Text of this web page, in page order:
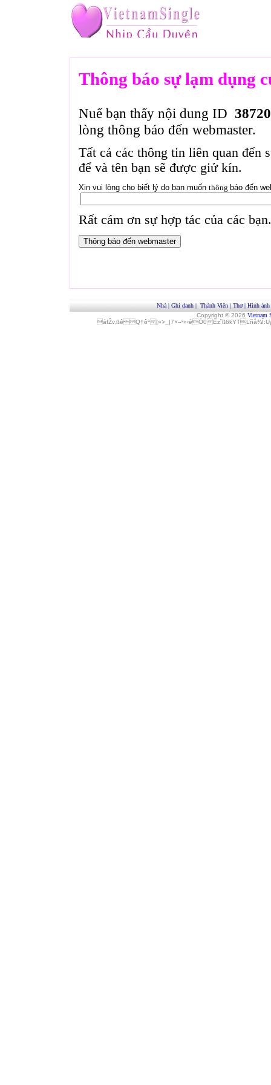
Thông báo sự lạm dụng
Nuế bạn thấy nội dung ID
lòng thông báo đến webmaster.
Tất cả các thông tin liên quan đến
để và tên bạn sẽ được giử kín.
Xin vui lòng cho biết lý do bạn muốn thông báo đến
Rất cám ơn sự hợp tác của các bạn.
Nhà | Ghi danh | Thành Viên | Thơ| Hình ảnh
Copyright © 2026 Vietnam
áfŽv‚ßêQ†ôª[»>_|7×–²»‹èÓ0